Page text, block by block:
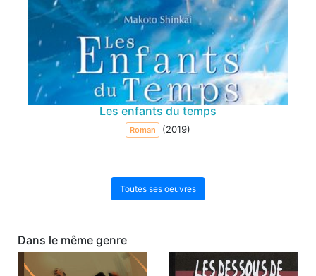
Les enfants du temps
Roman (2019)
Toutes ses oeuvres
Dans le même genre